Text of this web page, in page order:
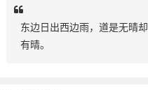
东边日出西边雨，道是无晴却
有晴。